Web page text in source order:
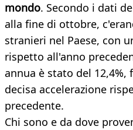
mondo. Secondo i dati
alla fine di ottobre,
stranieri nel Paese, con
rispetto all'anno
annua è stato del 12,4%,
decisa accelerazione
precedente.
Chi sono e da dove